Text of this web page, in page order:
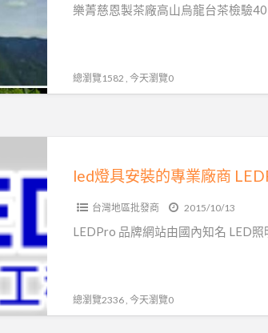
樂菁慈恩製茶廠高山烏龍台茶檢驗
總瀏覽1582 , 今天瀏覽0
led燈具安裝的專業廠商
台灣地區批發商 2015/10/13
LEDPro 品牌網站由國內知名 LED照
總瀏覽2336 , 今天瀏覽0